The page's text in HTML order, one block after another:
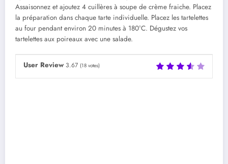
Assaisonnez et ajoutez 4 cuillères à soupe de crème fraiche. Placez
la préparation dans chaque tarte individuelle. Placez les tartelettes
au four pendant environ 20 minutes à 180°C. Dégustez vos
tartelettes aux poireaux avec une salade.
User Review 3.67 (18 votes)